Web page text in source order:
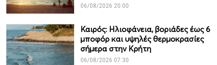
06/08/2026 20:00
Καιρός: Ηλιοφάνεια, βοριάδες έως 6
μποφόρ και υψηλές θερμοκρασίες
σήμερα στην Κρήτη
06/08/2026 07:30